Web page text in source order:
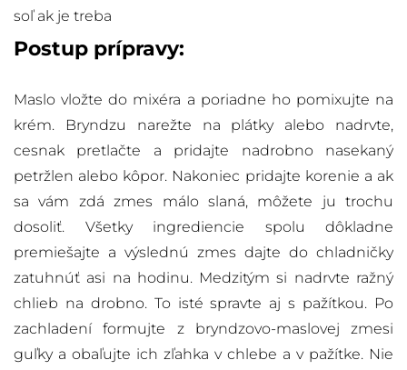
soľ ak je treba
Postup prípravy:
Maslo vložte do mixéra a poriadne ho pomixujte na
krém. Bryndzu narežte na plátky alebo nadrvte,
cesnak pretlačte a pridajte nadrobno nasekaný
petržlen alebo kôpor. Nakoniec pridajte korenie a ak
sa vám zdá zmes málo slaná, môžete ju trochu
dosoliť. Všetky ingrediencie spolu dôkladne
premiešajte a výslednú zmes dajte do chladničky
zatuhnúť asi na hodinu. Medzitým si nadrvte ražný
chlieb na drobno. To isté spravte aj s pažítkou. Po
zachladení formujte z bryndzovo-maslovej zmesi
guľky a obaľujte ich zľahka v chlebe a v pažítke. Nie